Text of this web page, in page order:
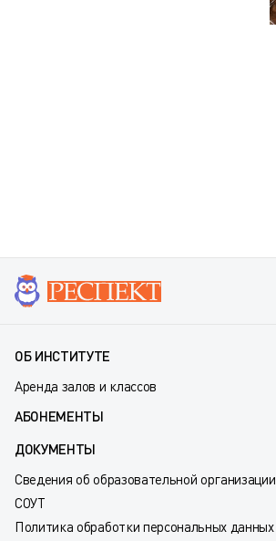
ОБ ИНСТИТУТЕ
Аренда залов и классов
АБОНЕМЕНТЫ
ДОКУМЕНТЫ
Сведения об образовательной организации
СОУТ
Политика обработки персональных данных